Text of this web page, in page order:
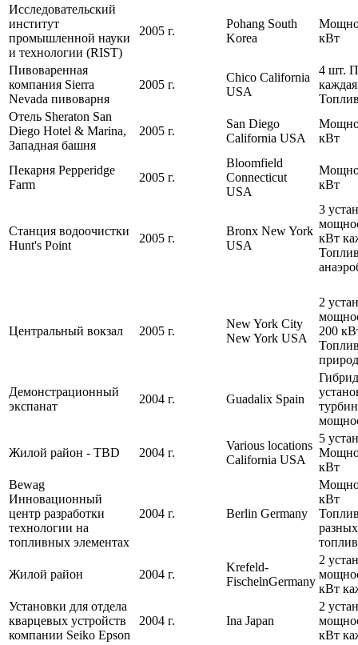
Исследовательский
институт
промышленной науки
и технологии (RIST)
2005 г.
Pohang South
Korea
кВт
Пивоваренная
компания Sierra
Nevada пивоварня
2005 г.
Chico California
USA
4 шт.
каждая
Отель Sheraton San
Diego Hotel & Marina,
Западная башня
2005 г.
San Diego
California USA
кВт
Пекарня Pepperidge
Farm
2005 г.
Bloomfield
Connecticut
USA
кВт
Станция водоочистки
Hunt's Point
2005 г.
Bronx New York
USA
3
кВт
Центральный вокзал 2005 г.
New York City
New York USA
2
200
Демонстрационный
экспанат
2004 г. Guadalix Spain
Жилой район - TBD 2004 г.
Various locations
California USA
5
кВт
Bewag
Инновационный
центр разработки
технологии на
топливных элементах
2004 г. Berlin Germany
кВт
Жилой район 2004 г.
Krefeld-
FischelnGermany
2
кВт
Установки для отдела
кварцевых устройств
компании Seiko Epson
2004 г. Ina Japan
2
кВт